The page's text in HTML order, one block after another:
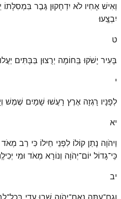
וְאִישׁ אָחִיו לֹא יִדְחָקוּן גֶּבֶר בִּמְסִלָּתוֹ
יִבְצָֽעוּ׃
ט
בָּעִיר יָשֹׁקּוּ בַּֽחוֹמָה יְרֻצוּן בַּבָּתִּים
י
לְפָנָיו רָגְזָה אֶרֶץ רָעֲשׁוּ שָׁמָיִם שֶׁמֶשׁ
יא
וַיהֹוָה נָתַן קוֹלוֹ לִפְנֵי חֵילוֹ כִּי רַב
כִּֽי־גָדוֹל יוֹם־יְהֹוָה וְנוֹרָא מְאֹד וּמִי
יב
וְגַם־עַתָּה נְאֻם־יְהֹוָה שֻׁבוּ עָדַי